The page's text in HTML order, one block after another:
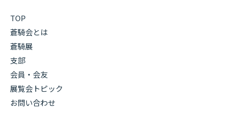
TOP
蒼騎会とは
蒼騎展
支部
会員・会友
展覧会トピック
お問い合わせ